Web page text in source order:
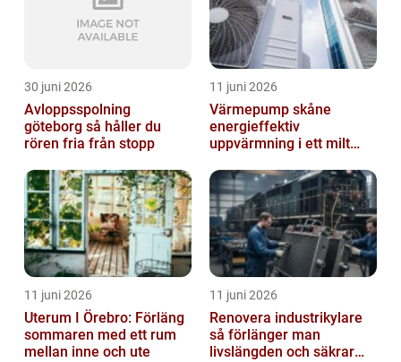
30 juni 2026
Avloppsspolning
göteborg så håller du
rören fria från stopp
11 juni 2026
Värmepump skåne
energieffektiv
uppvärmning i ett milt
11 juni 2026
Uterum I Örebro: Förläng
sommaren med ett rum
mellan inne och ute
11 juni 2026
Renovera industrikylare
så förlänger man
livslängden och säkrar